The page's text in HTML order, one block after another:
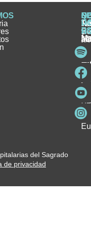
e
y
y
del Sagrado
de privacidad